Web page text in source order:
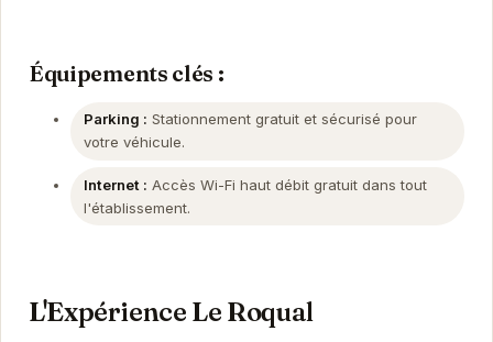
Équipements clés :
Parking : Stationnement gratuit et sécurisé pour
votre véhicule.
Internet : Accès Wi-Fi haut débit gratuit dans tout
l'établissement.
L'Expérience Le Roqual